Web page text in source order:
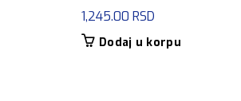
1,245.00 RSD
Dodaj u korpu